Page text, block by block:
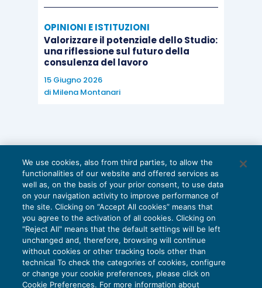
OPINIONI E ISTITUZIONI
Valorizzare il potenziale dello Studio:
una riflessione sul futuro della
consulenza del lavoro
15 Giugno 2026
di Milena Montanari
We use cookies, also from third parties, to allow the
functionalities of our website and offered services as
well as, on the basis of your prior consent, to use data
on your navigation activity to improve performance of
the site. Clicking on “Accept All cookies” means that
you agree to the activation of all cookies. Clicking on
"Reject All" means that the default settings will be left
unchanged and, therefore, browsing will continue
without cookies or other tracking tools other than
technical To check the categories of cookies, configure
or change your cookie preferences, please click on
Cookie Preferences. For more information about